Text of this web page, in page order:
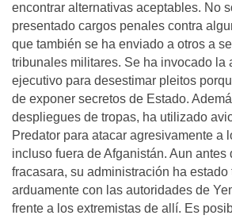
encontrar alternativas aceptables. No
presentado cargos penales contra
que también se ha enviado a otros a
tribunales militares. Se ha invocado la
ejecutivo para desestimar pleitos
de exponer secretos de Estado.
despliegues de tropas, ha utilizado
Predator para atacar agresivamente a
incluso fuera de Afganistán. Aun antes
fracasara, su administración ha estado
arduamente con las autoridades de
frente a los extremistas de allí. Es